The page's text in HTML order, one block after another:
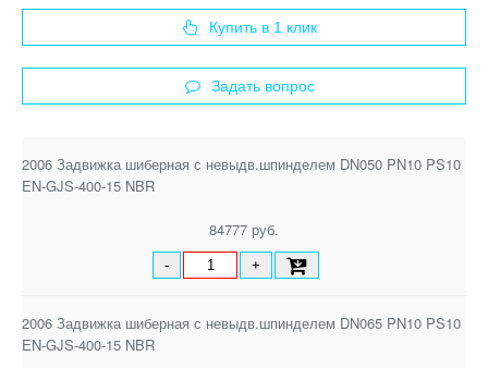
Купить в 1 клик
Задать вопрос
2006 Задвижка шиберная с невыдв.шпинделем DN050 PN10 PS10
EN-GJS-400-15 NBR
84777 руб.
- +
2006 Задвижка шиберная с невыдв.шпинделем DN065 PN10 PS10
EN-GJS-400-15 NBR